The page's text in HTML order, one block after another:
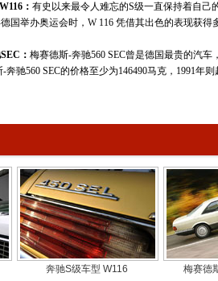
就不用号，等于就是买了一件男人的大玩具放在
，自己有了条件之后让这个情结付诸于实施，您
就很难看见，当时要能看见一辆奔驰车，我家当
，通过我们节目慢慢的介绍，大家就能够了解目
圆自己儿时的情结。白宁也是这样吗？
欢的东西，他可能比较理性，比较现实，收这么
践的这些人就是小时候看了一个片子，或者像侯
觉就干一个什么事情。我就是这样，从最早玩
当你遇到机遇，遇到车的时候，这一宿就睡不着
有欲吗？曾经我没有，现在我有条件有了，现在
： 有史以来最令人难忘的S级一直保持着自己
国举办奥运会时，W 116 凭借其出色的表现获
： 梅赛德斯-奔驰560 SEC曾是德国最贵的汽
驰560 SEC的价格至少为146490马克，1991年则
奔驰S级车型 W116 梅赛德